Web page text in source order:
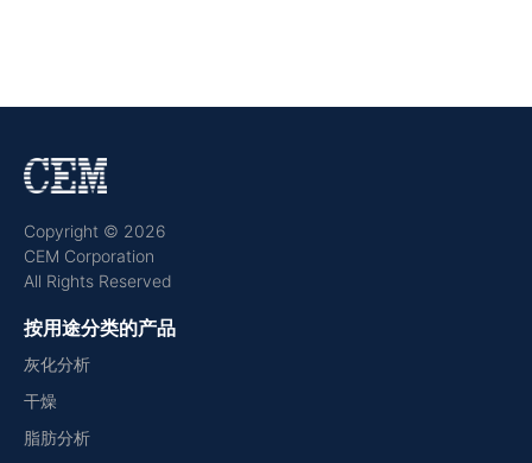
Copyright © 2026
CEM Corporation
All Rights Reserved
按用途分类的产品
灰化分析
干燥
脂肪分析